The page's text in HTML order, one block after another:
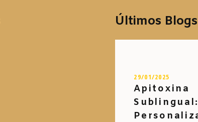
Últimos Blogs
29/01/2025
Apitoxina